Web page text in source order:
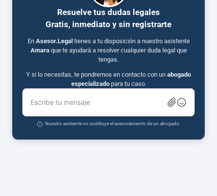
Resuelve tus dudas legales
Gratis, inmediato y sin registrarte
En Asesor.Legal tienes a tu disposición a nuestro asistente
Amaraque te ayudará a resolver cualquier duda legal que
tengas.
Y si lo necesitas, te pondremos en contacto con un abogado
especializadopara tu caso.
Escribe tu mensaje
Nuestro asistente no sustituye el asesoramiento de un abogado.